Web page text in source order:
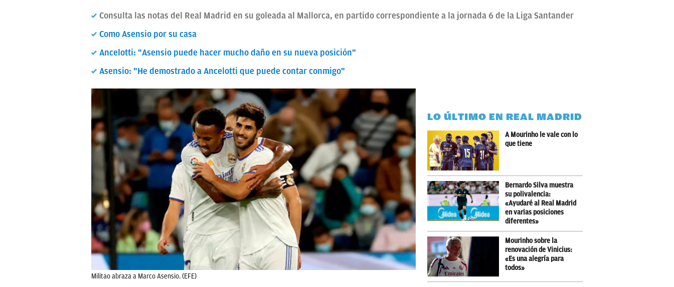
Consulta las notas del Real Madrid en su goleada al Mallorca, en partido correspondiente a la jornada 6 de la Liga Santander
Como Asensio por su casa
Ancelotti: "Asensio puede hacer mucho daño en su nueva posición"
Asensio: "He demostrado a Ancelotti que puede contar conmigo"
Militao abraza a Marco Asensio. (EFE)
LO ÚLTIMO EN REAL MADRID
A Mourinho le vale con lo
que tiene
Bernardo Silva muestra
su polivalencia:
«Ayudaré al Real Madrid
en varias posiciones
diferentes»
Mourinho sobre la
renovación de Vinicius:
«Es una alegría para
todos»